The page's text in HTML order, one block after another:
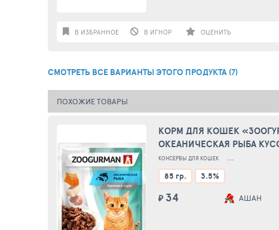
В ИЗБРАННОЕ В ИГНОР ОЦЕНИТЬ
СМОТРЕТЬ ВСЕ ВАРИАНТЫ ЭТОГО ПРОДУКТА (7)
ПОХОЖИЕ ТОВАРЫ
КОРМ ДЛЯ КОШЕК
ОКЕАНИЧЕСКАЯ РЫБА
В СОУСЕ, 85 Г
КОНСЕРВЫ ДЛЯ КОШЕК КОНСЕРВЫ ДЛЯ
85 гр. 3.5%
₽ 34 АШАН